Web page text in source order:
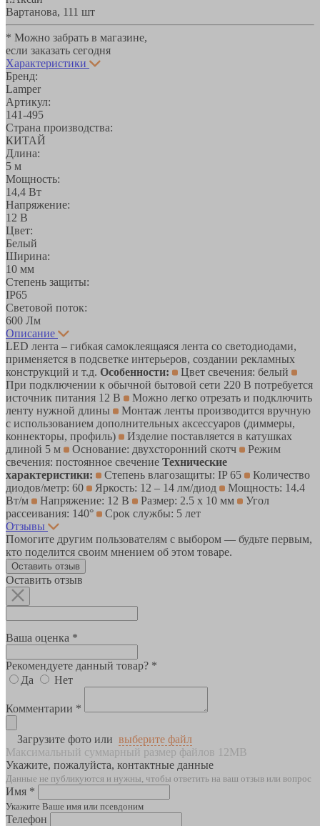
Вартанова, 111 шт
* Можно забрать в магазине,
если заказать сегодня
Характеристики
Бренд:
Lamper
Артикул:
141-495
Страна производства:
КИТАЙ
Длина:
5 м
Мощность:
14,4 Вт
Напряжение:
12 В
Цвет:
Белый
Ширина:
10 мм
Степень защиты:
IP65
Световой поток:
600 Лм
Описание
LED лента – гибкая самоклеящаяся лента со светодиодами,
применяется в подсветке интерьеров, создании рекламных
конструкций и т.д. Особенности:
Цвет свечения: белый
При подключении к обычной бытовой сети 220 В потребуется
источник питания 12 В
Можно легко отрезать и подключить
ленту нужной длины
Монтаж ленты производится вручную
с использованием дополнительных аксессуаров (диммеры,
коннекторы, профиль)
Изделие поставляется в катушках
длиной 5 м
Основание: двухсторонний скотч
Режим
свечения: постоянное свечение Технические
характеристики:
Степень влагозащиты: IP 65
Количество
диодов/метр: 60
Яркость: 12 – 14 лм/диод
Мощность: 14.4
Вт/м
Напряжение: 12 В Размер: 2.5 х 10 мм
Угол
рассеивания: 140°
Срок службы: 5 лет
Отзывы
Помогите другим пользователям с выбором — будьте первым,
кто поделится своим мнением об этом товаре.
Оставить отзыв
Оставить отзыв
Ваша оценка *
Рекомендуете данный товар? *
Да
Нет
Комментарии *
Загрузите фото или выберите файл
Максимальный суммарный размер файлов 12MB
Укажите, пожалуйста, контактные данные
Данные не публикуются и нужны, чтобы ответить на ваш отзыв или вопрос
Имя *
Укажите Ваше имя или псевдоним
Телефон